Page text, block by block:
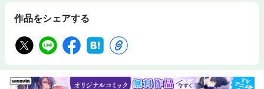
作品をシェアする